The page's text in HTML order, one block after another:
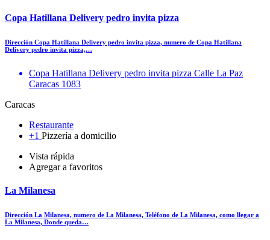
Copa Hatillana Delivery pedro invita pizza
Dirección Copa Hatillana Delivery pedro invita pizza, numero de Copa Hatillana
Delivery pedro invita pizza,…
Copa Hatillana Delivery pedro invita pizza Calle La Paz
Caracas 1083
Caracas
Restaurante
+1 Pizzería a domicilio
Vista rápida
Agregar a favoritos
La Milanesa
Dirección La Milanesa, numero de La Milanesa, Teléfono de La Milanesa, como llegar a
La Milanesa, Donde queda…